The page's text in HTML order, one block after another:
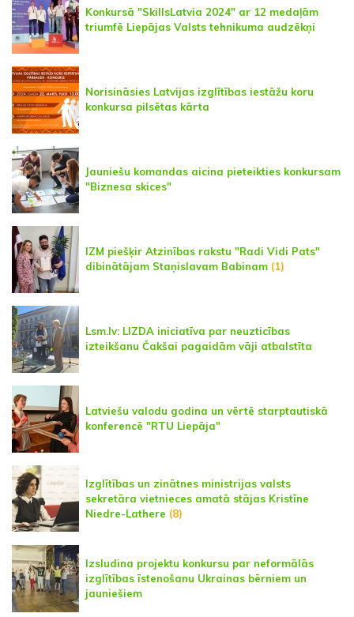
Konkursā "SkillsLatvia 2024" ar 12 medaļām
triumfē Liepājas Valsts tehnikuma audzēkņi
Norisināsies Latvijas izglītības iestāžu koru
konkursa pilsētas kārta
Jauniešu komandas aicina pieteikties konkursam
"Biznesa skices"
IZM piešķir Atzinības rakstu "Radi Vidi Pats"
dibinātājam Staņislavam Babinam (1)
Lsm.lv: LIZDA iniciatīva par neuzticības
izteikšanu Čakšai pagaidām vāji atbalstīta
Latviešu valodu godina un vērtē starptautiskā
konferencē "RTU Liepāja"
Izglītības un zinātnes ministrijas valsts
sekretāra vietnieces amatā stājas Kristīne
Niedre-Lathere (8)
Izsludina projektu konkursu par neformālās
izglītības īstenošanu Ukrainas bērniem un
jauniešiem